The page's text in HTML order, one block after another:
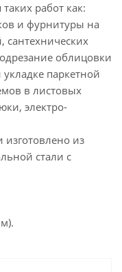
работ как:
и фурнитуры на
сантехнических
облицовки
паркетной
в листовых
электро-
изготовлено из
стали с